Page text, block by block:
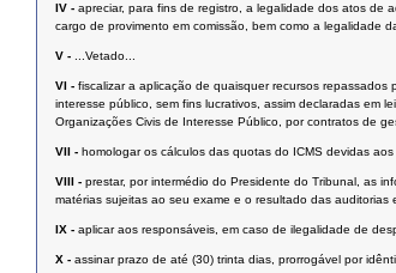
IV - apreciar, para fins de registro, a legalidade dos atos de
cargo de provimento em comissão, bem como a legalidade
V - ...Vetado...
VI - fiscalizar a aplicação de quaisquer recursos
interesse público, sem fins lucrativos, assim declaradas em
Organizações Civis de Interesse Público, por contratos de
VII - homologar os cálculos das quotas do ICMS devidas
VIII - prestar, por intermédio do Presidente do Tribunal, as
matérias sujeitas ao seu exame e o resultado das auditorias
IX - aplicar aos responsáveis, em caso de ilegalidade de
X - assinar prazo de até (30) trinta dias, prorrogável por